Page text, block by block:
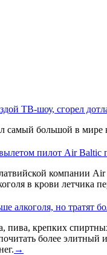
ТВ-шоу, сгорел
большой в мире
пилот Air Baltic
компании
в крови летчика
алкоголя, но тратят
пива, крепких
более элитный
→